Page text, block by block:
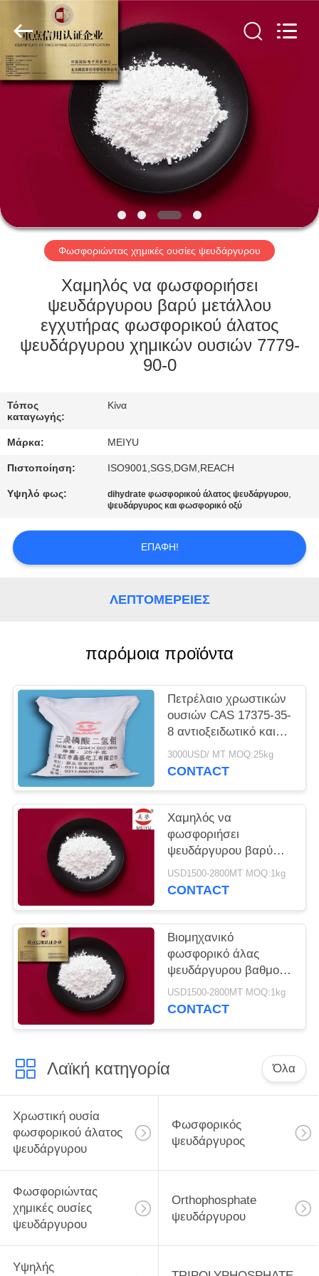
ΣΠΊΤΙ
ΠΡΟΪΌΝΤΑ
ΣΧΕΤΙΚΆ
ΜΕ
ΕΜΆΣ
ΕΠΙΣΚΕΨΉ
ΕΡΓΟΣΤΑΣΊΟΥ
ΕΠΙΚΟΙΝΩΝΉΣΤΕ
ΜΑΖΊ
ΜΑΣ
ΖΗΤΉΣΤΕ
ΜΙΑ
PRIVACY
POLICY
Rights
Reserved.
by
ECER
Φωσφοριώντας χημικές ουσίες ψευδάργυρου
Χαμηλός να φωσφοριήσει
ψευδάργυρου βαρύ μετάλλου
εγχυτήρας φωσφορικού άλατος
ψευδάργυρου χημικών ουσιών 7779-
90-0
Τόπος
καταγωγής:
Κίνα
Μάρκα: MEIYU
Πιστοποίηση: ISO9001,SGS,DGM,REACH
Υψηλό φως: dihydrate φωσφορικού άλατος ψευδάργυρου,
ψευδάργυρος και φωσφορικό οξύ
ΕΠΑΦΉ!
ΛΕΠΤΟΜΈΡΕΙΕΣ
παρόμοια προϊόντα
Πετρέλαιο χρωστικών
ουσιών CAS 17375-35-
8 αντιοξειδωτικό και
βασισμένος στο νερό
3000USD/ MT MOQ:25kg
CONTACT
Χαμηλός να
φωσφοριήσει
ψευδάργυρου βαρύ
μετάλλου εγχυτήρας
φωσφορικού άλατος
USD1500-2800MT MOQ:1kg
CONTACT
Βιομηχανικό
φωσφορικό άλας
ψευδάργυρου βαθμού
που ντύνει την
αντανακλαστική
USD1500-2800MT MOQ:1kg
CONTACT
Λαϊκή κατηγορία Όλα
Χρωστική ουσία
φωσφορικού άλατος
ψευδάργυρου
Φωσφορικός
ψευδάργυρος
Φωσφοριώντας
χημικές ουσίες
ψευδάργυρου
Orthophosphate
ψευδάργυρου
Υψηλής